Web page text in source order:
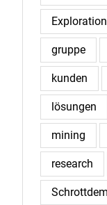
Exploration
gruppe
kunden
lösungen
mining
research